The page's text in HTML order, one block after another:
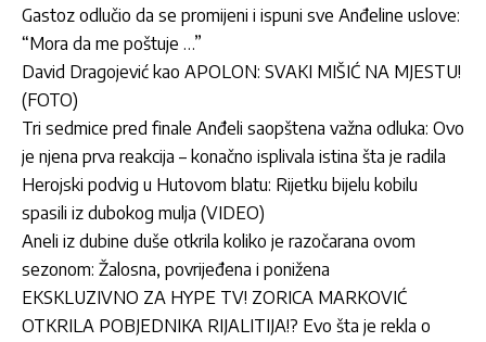
Gastoz odlučio da se promijeni i ispuni sve Anđeline uslove:
“Mora da me poštuje …”
David Dragojević kao APOLON: SVAKI MIŠIĆ NA MJESTU!
(FOTO)
Tri sedmice pred finale Anđeli saopštena važna odluka: Ovo
je njena prva reakcija – konačno isplivala istina šta je radila
Herojski podvig u Hutovom blatu: Rijetku bijelu kobilu
spasili iz dubokog mulja (VIDEO)
Aneli iz dubine duše otkrila koliko je razočarana ovom
sezonom: Žalosna, povrijeđena i ponižena
EKSKLUZIVNO ZA HYPE TV! ZORICA MARKOVIĆ
OTKRILA POBJEDNIKA RIJALITIJA!? Evo šta je rekla o